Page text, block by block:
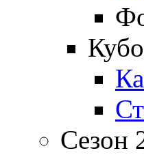
Сезон